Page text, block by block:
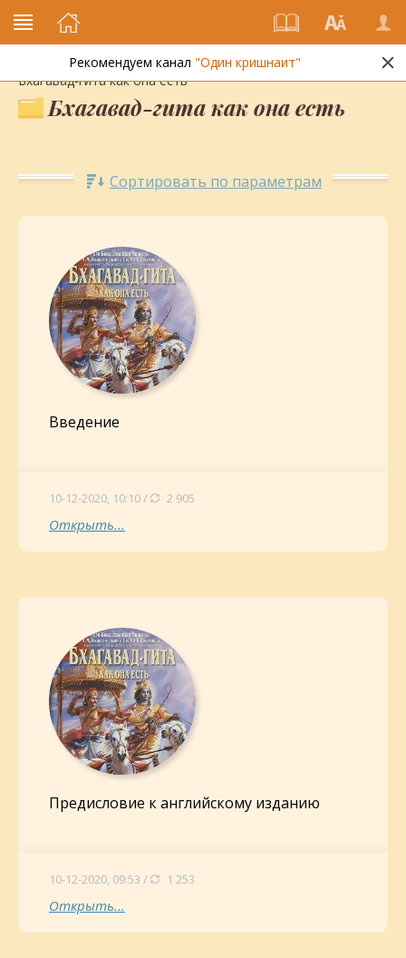
Рекомендуем канал "Один кришнаит"
Энциклопедия кришнаизма»Библиотека»Книги
Бхагавад-гита как она есть
Бхагавад-гита как она есть
Сортировать по параметрам
Введение
10-12-2020, 10:10 / 2 905
Открыть...
Предисловие к английскому изданию
10-12-2020, 09:53 / 1 253
Открыть...